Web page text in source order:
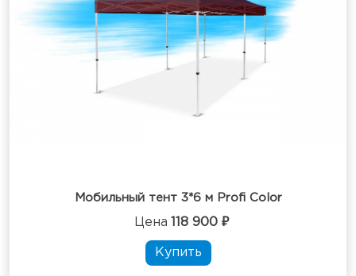
Мобильный тент 3*6 м Profi Color
Цена 118 900 ₽
Купить